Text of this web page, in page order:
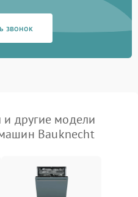
звонок
другие модели
Bauknecht